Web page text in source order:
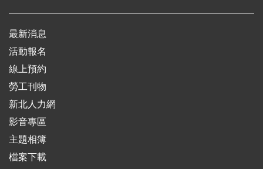
最新消息
活動報名
線上預約
勞工刊物
新北人力網
影音專區
主題相簿
檔案下載